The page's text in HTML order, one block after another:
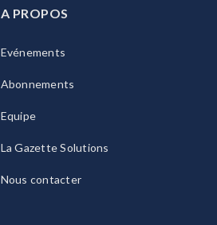
A PROPOS
Evénements
Abonnements
Equipe
La Gazette Solutions
Nous contacter